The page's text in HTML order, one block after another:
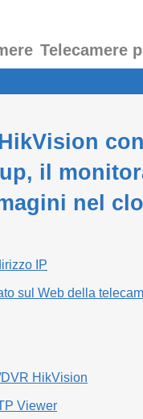
Telecamere
il
nel
IP
sul Web della
HikVision
Viewer